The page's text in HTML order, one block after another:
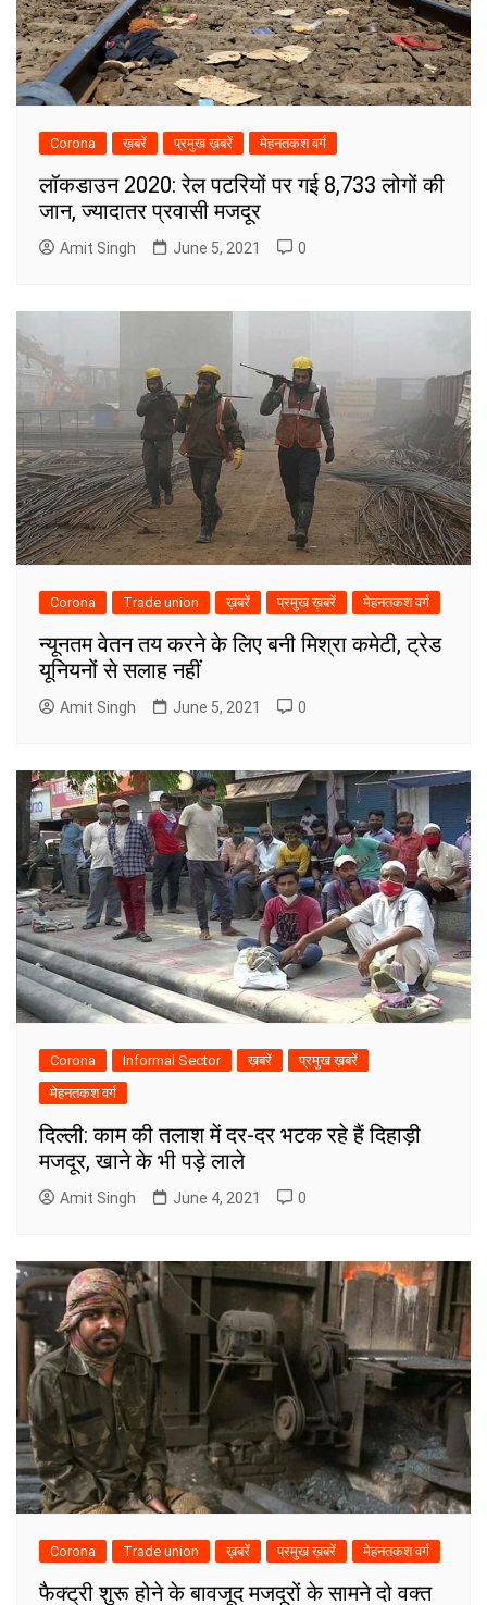
Corona ख़बरें प्रमुख ख़बरें मेहनतकश वर्ग
लॉकडाउन 2020: रेल पटरियों पर गई 8,733 लोगों की
जान, ज्यादातर प्रवासी मजदूर
Amit Singh June 5, 2021 0
Corona Trade union ख़बरें प्रमुख ख़बरें मेहनतकश वर्ग
न्यूनतम वेतन तय करने के लिए बनी मिश्रा कमेटी, ट्रेड
यूनियनों से सलाह नहीं
Amit Singh June 5, 2021 0
Corona Informal Sector ख़बरें
प्रमुख ख़बरें
मेहनतकश वर्ग
दिल्ली: काम की तलाश में दर-दर भटक रहे हैं दिहाड़ी
मजदूर, खाने के भी पड़े लाले
Amit Singh June 4, 2021 0
Corona Trade union ख़बरें प्रमुख ख़बरें मेहनतकश वर्ग
फैक्ट्री शुरू होने के बावजूद मजदूरों के सामने दो वक्त